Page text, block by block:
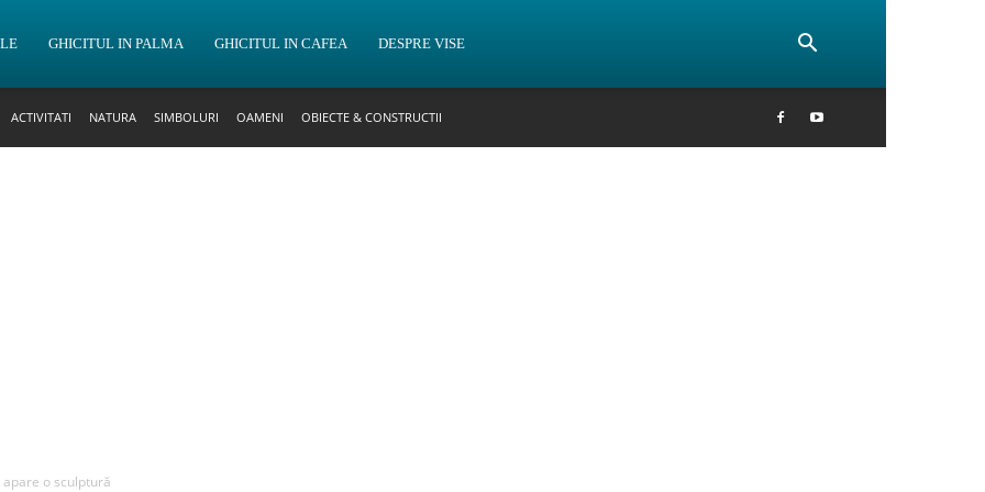
GHICITUL IN PALMA GHICITUL IN CAFEA DESPRE VISE
ACTIVITATI NATURA SIMBOLURI OAMENI OBIECTE & CONSTRUCTII
o sculptură